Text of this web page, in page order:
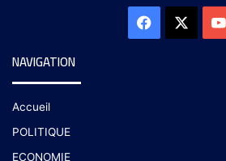
NAVIGATION
Accueil
POLITIQUE
ECONOMIE